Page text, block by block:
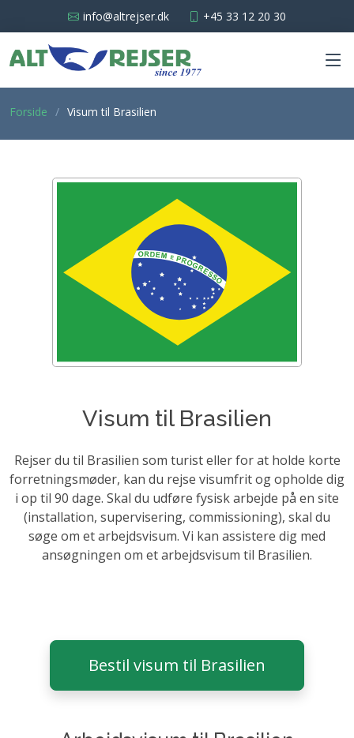
info@altrejser.dk +45 33 12 20 30
Forside Visum til Brasilien
Visum til Brasilien
Rejser du til Brasilien som turist eller for at holde korte
forretningsmøder, kan du rejse visumfrit og opholde dig
i op til 90 dage. Skal du udføre fysisk arbejde på en site
(installation, supervisering, commissioning), skal du
søge om et arbejdsvisum. Vi kan assistere dig med
ansøgningen om et arbejdsvisum til Brasilien.
Bestil visum til Brasilien